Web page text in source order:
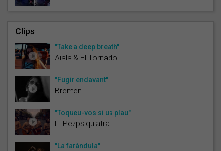
Clips
"Take a deep breath"
Aiala & El Tornado
"Fugir endavant"
Bremen
"Toqueu-vos si us plau"
El Pezpsiquiatra
"La faràndula"